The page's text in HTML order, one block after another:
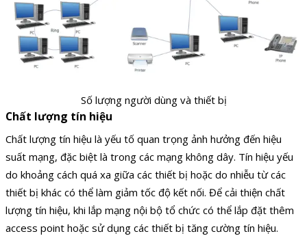
Số lượng người dùng và thiết bị
Chất lượng tín hiệu
Chất lượng tín hiệu là yếu tố quan trọng ảnh hưởng đến hiệu
suất mạng, đặc biệt là trong các mạng không dây. Tín hiệu yếu
do khoảng cách quá xa giữa các thiết bị hoặc do nhiễu từ các
thiết bị khác có thể làm giảm tốc độ kết nối. Để cải thiện chất
lượng tín hiệu, khi lắp mạng nội bộ tổ chức có thể lắp đặt thêm
access point hoặc sử dụng các thiết bị tăng cường tín hiệu.